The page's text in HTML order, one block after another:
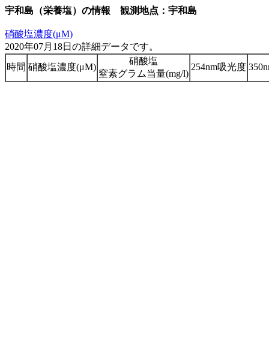
宇和島（栄養塩）の情報 観測地点：宇和島
硝酸塩濃度(μM)
2020年07月18日の詳細データです。
時間 硝酸塩濃度(μM)
硝酸塩
窒素グラム当量(mg/l)
254nm吸光度